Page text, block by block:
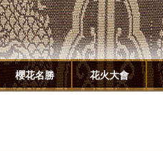
櫻花名勝 花火大會